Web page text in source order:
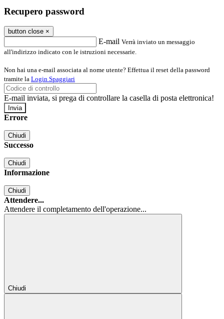
Recupero password
button close ×
E-mail Verrà inviato un messaggio
all'indirizzo indicato con le istruzioni necessarie.
Non hai una e-mail associata al nome utente? Effettua il reset della password
tramite la Login Spaggiari
E-mail inviata, si prega di controllare la casella di posta elettronica!
Errore
Chiudi
Successo
Chiudi
Informazione
Chiudi
Attendere...
Attendere il completamento dell'operazione...
Chiudi